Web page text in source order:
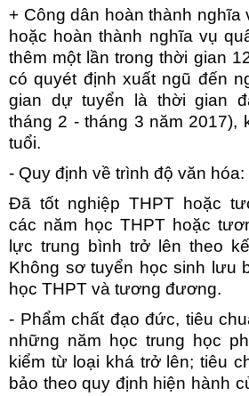
+ Công dân hoàn thành nghĩa
hoặc hoàn thành nghĩa vụ
thêm một lần trong thời gian
có quyét định xuất ngũ đến
gian dự tuyển là thời gian
tháng 2 - tháng 3 năm 2017),
tuổi.
- Quy định về trình độ văn hóa:
Đã tốt nghiệp THPT hoặc
các năm học THPT hoặc
lực trung bình trở lên theo
Không sơ tuyển học sinh lưu
học THPT và tương đương.
- Phẩm chất đạo đức, tiêu
những năm học trung học
kiểm từ loại khá trở lên; tiêu
bảo theo quy định hiện hành